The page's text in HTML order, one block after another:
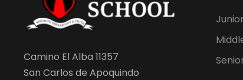
Camino El Alba 11357
San Carlos de Apoquindo
Junior